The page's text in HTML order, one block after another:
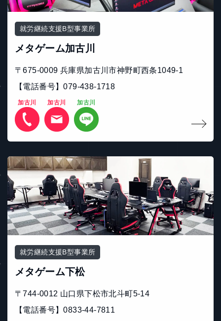
就労継続支援B型事業所
メタゲーム加古川
〒675-0009 兵庫県加古川市神野町西条1049-1
【電話番号】079-438-1718
加古川 加古川 加古川
就労継続支援B型事業所
メタゲーム下松
〒744-0012 山口県下松市北斗町5-14
【電話番号】0833-44-7811